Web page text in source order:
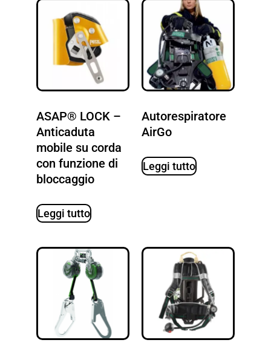
ASAP® LOCK –
Anticaduta
mobile su corda
con funzione di
bloccaggio
Leggi tutto
Autorespiratore
AirGo
Leggi tutto